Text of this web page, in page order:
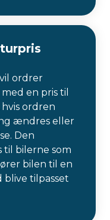
ordrer
en pris til
ordren
ændres eller
Den
til bilerne som
bilen til en
blive tilpasset